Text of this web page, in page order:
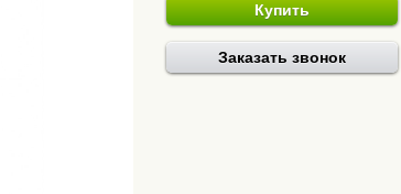
Купить
Заказать звонок